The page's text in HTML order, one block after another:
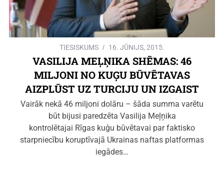
TIESISKUMS 16. JŪNIJS, 2015.
VASILIJA MEĻŅIKA SHĒMAS: 46
MILJONI NO KUĢU BŪVĒTAVAS
AIZPLŪST UZ TURCIJU UN IZGAIST
Vairāk nekā 46 miljoni dolāru – šāda summa varētu
būt bijusi paredzēta Vasilija Meļņika
kontrolētajai Rīgas kuģu būvētavai par faktisko
starpniecību koruptīvajā Ukrainas naftas platformas
iegādes…